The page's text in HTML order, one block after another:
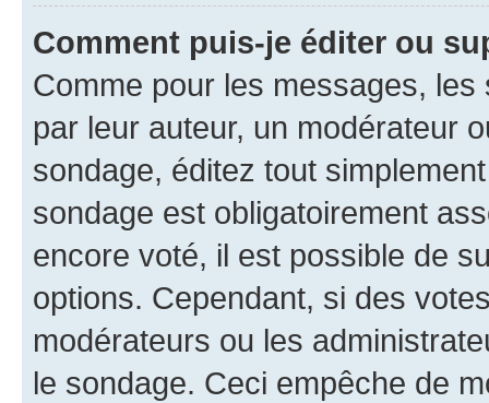
Comment puis-je éditer ou
Comme pour les messages,
par leur auteur, un modérateur
sondage, éditez tout
sondage est obligatoirement
encore voté, il est possible de
options. Cependant, si des
modérateurs ou les
le sondage. Ceci empêche de